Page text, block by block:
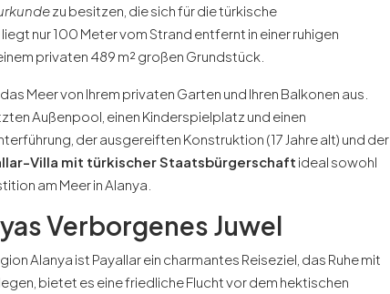
zu besitzen, die sich für die türkische
nur 100 Meter vom Strand entfernt in einer ruhigen
privaten 489 m² großen Grundstück.
Meer von Ihrem privaten Garten und Ihren Balkonen aus.
Außenpool, einen Kinderspielplatz und einen
der ausgereiften Konstruktion (17 Jahre alt) und der
Villa mit türkischer Staatsbürgerschaft ideal sowohl
am Meer in Alanya.
Verborgenes Juwel
Alanya ist Payallar ein charmantes Reiseziel, das Ruhe mit
bietet es eine friedliche Flucht vor dem hektischen